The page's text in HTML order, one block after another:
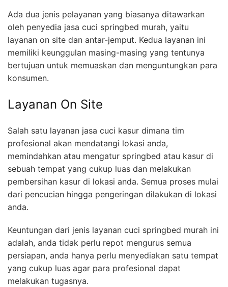
Ada dua jenis pelayanan yang biasanya ditawarkan
oleh penyedia jasa cuci springbed murah, yaitu
layanan on site dan antar-jemput. Kedua layanan ini
memiliki keunggulan masing-masing yang tentunya
bertujuan untuk memuaskan dan menguntungkan para
konsumen.
Layanan On Site
Salah satu layanan jasa cuci kasur dimana tim
profesional akan mendatangi lokasi anda,
memindahkan atau mengatur springbed atau kasur di
sebuah tempat yang cukup luas dan melakukan
pembersihan kasur di lokasi anda. Semua proses mulai
dari pencucian hingga pengeringan dilakukan di lokasi
anda.
Keuntungan dari jenis layanan cuci springbed murah ini
adalah, anda tidak perlu repot mengurus semua
persiapan, anda hanya perlu menyediakan satu tempat
yang cukup luas agar para profesional dapat
melakukan tugasnya.